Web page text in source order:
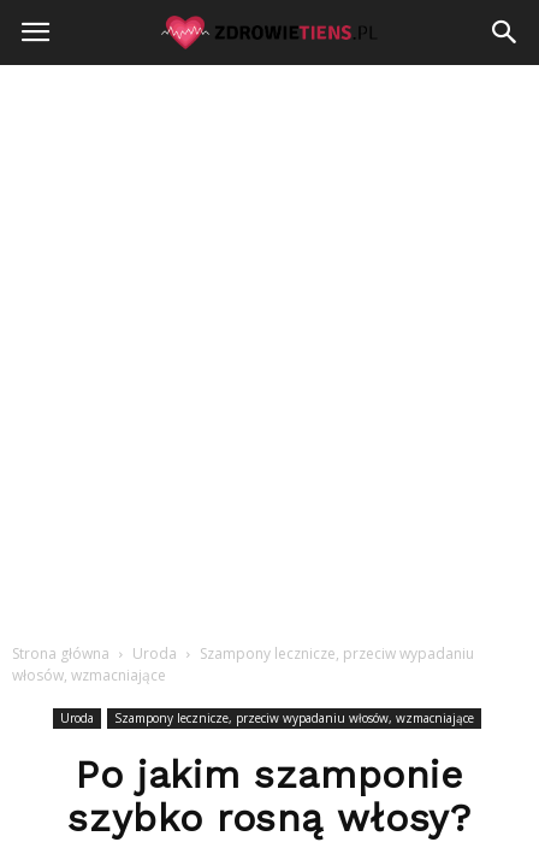
Zdrowietiens.pl
Strona główna Uroda
Szampony lecznicze, przeciw wypadaniu
włosów, wzmacniające
Uroda Szampony lecznicze, przeciw wypadaniu włosów, wzmacniające
Po jakim szamponie
szybko rosną włosy?